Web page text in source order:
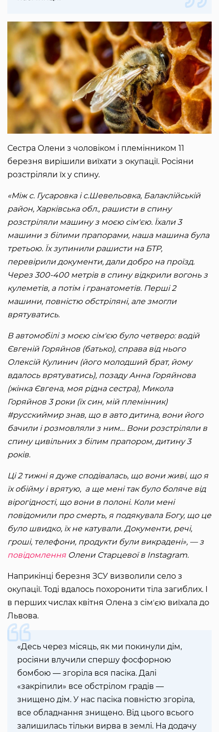
Сестра Олени з чоловіком і племінником 11
березня вирішили виїхати з окупації. Росіяни
розстріляли їх у спину.
«Між с. Гусаровка і с.Шевельовка, Балаклійській
район, Харківська обл., рашисти в спину
розстріляли машину з моєю сім'єю. Їхали 3
машини з білими прапорами, наша машина була
третьою. Їх зупинили рашисти на БТР,
перевірили документи, дали добро на проїзд.
Через 300-400 метрів в спину відкрили вогонь з
кулеметів, а потім і гранатометів. Перші 2
машини, повністю обстріляні, але змогли
врятуватись.
В автомобілі з моєю сім'єю було четверо: водій
Євгеній Горяйнов (батько), справа від нього
Олексій Кулинич (його молодший брат, йому
вдалось врятуватись), позаду Анна Горяйнова
(жінка Євгена, моя рідна сестра), Микола
Горяйнов 3 роки (їх син, мій племінник)
#русскиймир знав, що в авто дитина, вони його
бачили і розмовляли з ним… Вони розстріляли в
спину цивільних з білим прапором, дитину 3
років.
Ці 2 тижні я дуже сподівалась, що вони живі, що я
їх обійму і врятую, а ще мені так було боляче від
вірогідності, що вони в полоні. Коли мені
повідомили про смерть, я подякувала Богу, що це
було швидко, їх не катували. Документи, речі,
гроші, телефони, продукти були викрадені», — з
повідомлення Олени Старцевої в Іnstagram.
Наприкінці березня ЗСУ визволили село з
окупації. Тоді вдалось похоронити тіла загиблих. І
в перших числах квітня Олена з сімʼєю виїхала до
Львова.
«Десь через місяць, як ми покинули дім,
росіяни влучили спершу фосфорною
бомбою — згоріла вся пасіка. Далі
«закріпили» все обстрілом градів —
знищено дім. У нас пасіка повністю згоріла,
все обладнання знищено. Від цього всього
залишилась тільки вирва в землі. На додачу